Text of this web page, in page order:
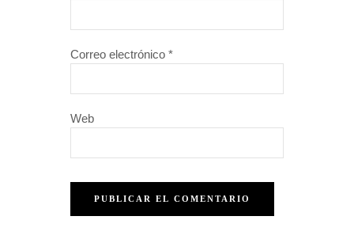
Correo electrónico *
Web